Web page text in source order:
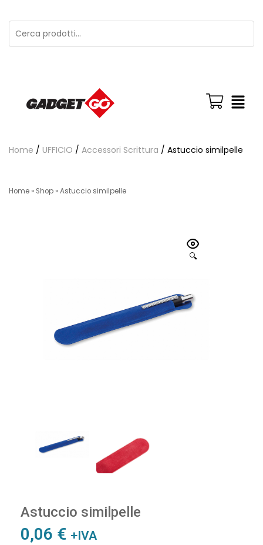
Home / UFFICIO / Accessori Scrittura / Astuccio similpelle
Home » Shop »Astuccio similpelle
🔍
Astuccio similpelle
0,06 € +IVA